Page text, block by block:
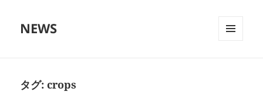
NEWS
タグ:crops